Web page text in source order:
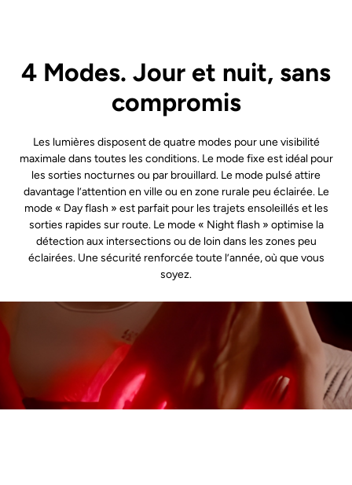
4 Modes. Jour et nuit, sans
compromis
Les lumières disposent de quatre modes pour une visibilité
maximale dans toutes les conditions. Le mode fixe est idéal pour
les sorties nocturnes ou par brouillard. Le mode pulsé attire
davantage l’attention en ville ou en zone rurale peu éclairée. Le
mode « Day flash » est parfait pour les trajets ensoleillés et les
sorties rapides sur route. Le mode « Night flash » optimise la
détection aux intersections ou de loin dans les zones peu
éclairées. Une sécurité renforcée toute l’année, où que vous
soyez.